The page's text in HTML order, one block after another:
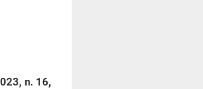
n. 16,